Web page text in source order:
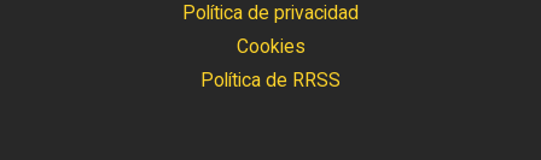
Política de privacidad
Cookies
Política de RRSS